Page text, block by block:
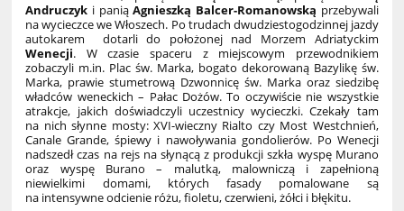
Andruczyk i paniąAgnieszką Balcer-Romanowską przebywali
na wycieczce we Włoszech. Po trudach dwudziestogodzinnej jazdy
autokarem dotarli do położonej nad Morzem Adriatyckim
Wenecji. W czasie spaceru z miejscowym przewodnikiem
zobaczyli m.in. Plac św. Marka, bogato dekorowaną Bazylikę św.
Marka, prawie stumetrową Dzwonnicę św. Marka oraz siedzibę
władców weneckich – Pałac Dożów. To oczywiście nie wszystkie
atrakcje, jakich doświadczyli uczestnicy wycieczki. Czekały tam
na nich słynne mosty: XVI-wieczny Rialto czy Most Westchnień,
Canale Grande, śpiewy i nawoływania gondolierów. Po Wenecji
nadszedł czas na rejs na słynącą z produkcji szkła wyspę Murano
oraz wyspę Burano – malutką, malowniczą i zapełnioną
niewielkimi domami, których fasady pomalowane są
na intensywne odcienie różu, fioletu, czerwieni, żółci i błękitu.